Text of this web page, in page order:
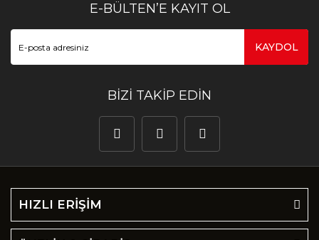
E-BÜLTEN’E KAYIT OL
KAYDOL
BİZİ TAKİP EDİN
HIZLI ERİŞİM